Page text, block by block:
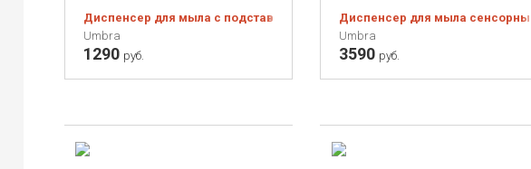
Диспенсер для мыла с подставкой для губки Joey сине-зелёный
Umbra
1290 руб.
Диспенсер для мыла
Umbra
3590 руб.